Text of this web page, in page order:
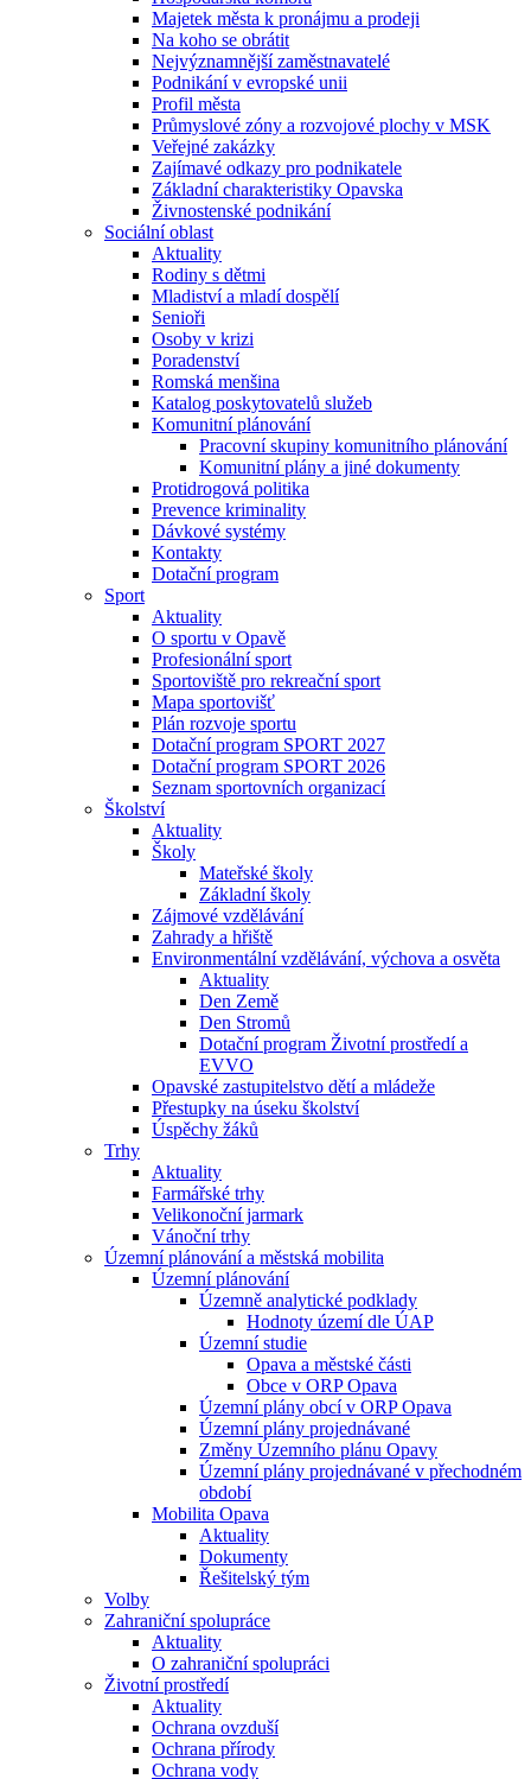
Majetek města k pronájmu a prodeji
Na koho se obrátit
Nejvýznamnější zaměstnavatelé
Podnikání v evropské unii
Profil města
Průmyslové zóny a rozvojové plochy v MSK
Veřejné zakázky
Zajímavé odkazy pro podnikatele
Základní charakteristiky Opavska
Živnostenské podnikání
Sociální oblast
Aktuality
Rodiny s dětmi
Mladiství a mladí dospělí
Senioři
Osoby v krizi
Poradenství
Romská menšina
Katalog poskytovatelů služeb
Komunitní plánování
Pracovní skupiny komunitního plánování
Komunitní plány a jiné dokumenty
Protidrogová politika
Prevence kriminality
Dávkové systémy
Kontakty
Dotační program
Sport
Aktuality
O sportu v Opavě
Profesionální sport
Sportoviště pro rekreační sport
Mapa sportovišť
Plán rozvoje sportu
Dotační program SPORT 2027
Dotační program SPORT 2026
Seznam sportovních organizací
Školství
Aktuality
Školy
Mateřské školy
Základní školy
Zájmové vzdělávání
Zahrady a hřiště
Environmentální vzdělávání, výchova a osvěta
Aktuality
Den Země
Den Stromů
Dotační program Životní prostředí a
EVVO
Opavské zastupitelstvo dětí a mládeže
Přestupky na úseku školství
Úspěchy žáků
Trhy
Aktuality
Farmářské trhy
Velikonoční jarmark
Vánoční trhy
Územní plánování a městská mobilita
Územní plánování
Územně analytické podklady
Hodnoty území dle ÚAP
Územní studie
Opava a městské části
Obce v ORP Opava
Územní plány obcí v ORP Opava
Územní plány projednávané
Změny Územního plánu Opavy
Územní plány projednávané v přechodném
období
Mobilita Opava
Aktuality
Dokumenty
Řešitelský tým
Volby
Zahraniční spolupráce
Aktuality
O zahraniční spolupráci
Životní prostředí
Aktuality
Ochrana ovzduší
Ochrana přírody
Ochrana vody